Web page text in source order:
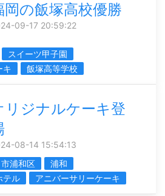
岡の飯塚高校優勝
09-17 20:59:22
スイーツ甲子園
キ
飯塚高等学校
リジナルケーキ登
08-14 15:54:13
浦和区
浦和
テル
アニバーサリーケーキ